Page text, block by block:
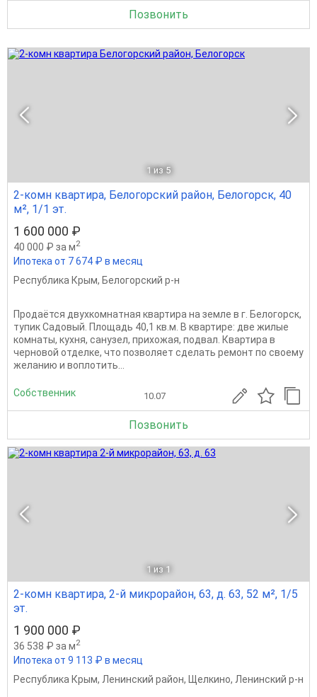
Позвонить
1 из 5
2-комн квартира, Белогорский район, Белогорск, 40
м², 1/1 эт.
1 600 000 ₽
40 000 ₽ за м2
Ипотека от 7 674 ₽ в месяц
Республика Крым, Белогорский р-н
Продаётся двухкомнатная квартира на земле в г. Белогорск,
тупик Садовый. Площадь 40,1 кв.м. В квартире: две жилые
комнаты, кухня, санузел, прихожая, подвал. Квартира в
черновой отделке, что позволяет сделать ремонт по своему
желанию и воплотить...
Собственник 10.07
Позвонить
1 из 1
2-комн квартира, 2-й микрорайон, 63, д. 63, 52 м², 1/5
эт.
1 900 000 ₽
36 538 ₽ за м2
Ипотека от 9 113 ₽ в месяц
Республика Крым, Ленинский район, Щелкино, Ленинский р-н